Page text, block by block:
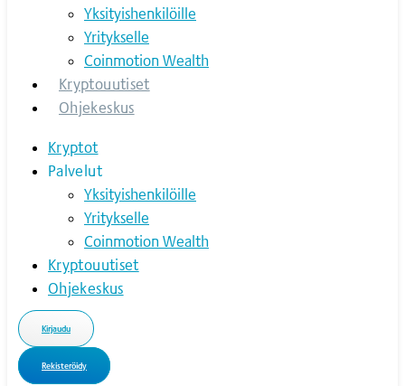
Yksityishenkilöille
Yritykselle
Coinmotion Wealth
Kryptouutiset
Ohjekeskus
Kryptot
Palvelut
Yksityishenkilöille
Yritykselle
Coinmotion Wealth
Kryptouutiset
Ohjekeskus
Kirjaudu
Rekisteröidy